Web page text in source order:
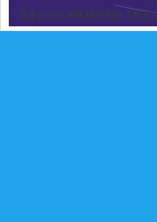
高度自动化和机械化的包子机可